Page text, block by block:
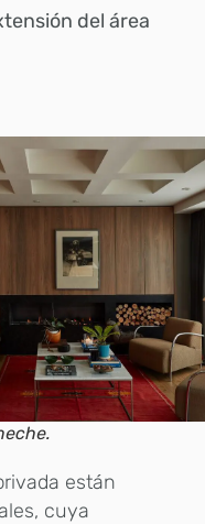
del área
están
cuya